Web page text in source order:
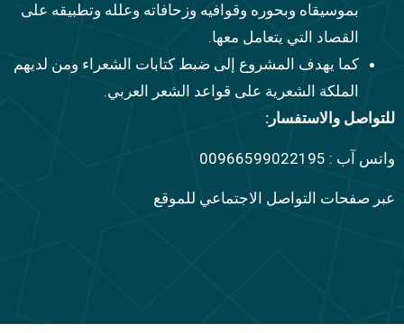
بموسيقاه وبحوره وقوافيه وزحافاته وعلله وتطبيقه على
القصاد التي يتعامل معها.
كما يهدف المشروع إلى ضبط كتابات الشعراء ومن لديهم
الملكة الشعرية على قواعد الشعر العربي.
للتواصل والاستفسار:
واتس آب : 00966599022195
عبر صفحات التواصل الاجتماعي للموقع